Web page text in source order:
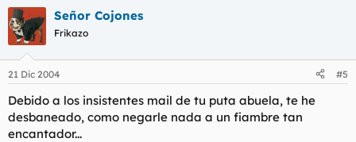
Señor Cojones
Frikazo
21 Dic 2004 #5
Debido a los insistentes mail de tu puta abuela, te he
desbaneado, como negarle nada a un fiambre tan
encantador...